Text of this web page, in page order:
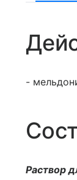
-
Раствор